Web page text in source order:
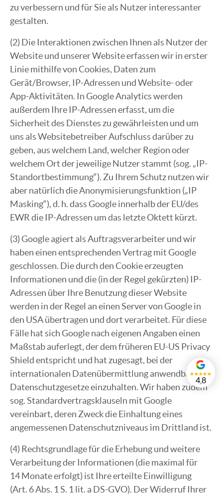
zu verbessern und für Sie als Nutzer interessanter
gestalten.
(2) Die Interaktionen zwischen Ihnen als Nutzer der
Website und unserer Website erfassen wir in erster
Linie mithilfe von Cookies, Daten zum
Gerät/Browser, IP-Adressen und Website- oder
App-Aktivitäten. In Google Analytics werden
außerdem Ihre IP-Adressen erfasst, um die
Sicherheit des Dienstes zu gewährleisten und um
uns als Websitebetreiber Aufschluss darüber zu
geben, aus welchem Land, welcher Region oder
welchem Ort der jeweilige Nutzer stammt (sog. „IP-
Standortbestimmung“). Zu Ihrem Schutz nutzen wir
aber natürlich die Anonymisierungsfunktion („IP
Masking“), d. h. dass Google innerhalb der EU/des
EWR die IP-Adressen um das letzte Oktett kürzt.
(3) Google agiert als Auftragsverarbeiter und wir
haben einen entsprechenden Vertrag mit Google
geschlossen. Die durch den Cookie erzeugten
Informationen und die (in der Regel gekürzten) IP-
Adressen über Ihre Benutzung dieser Website
werden in der Regel an einen Server von Google in
den USA übertragen und dort verarbeitet. Für diese
Fälle hat sich Google nach eigenen Angaben einen
Maßstab auferlegt, der dem früheren EU-US Privacy
Shield entspricht und hat zugesagt, bei der
internationalen Datenübermittlung anwendbare
Datenschutzgesetze einzuhalten. Wir haben zudem
sog. Standardvertragsklauseln mit Google
vereinbart, deren Zweck die Einhaltung eines
angemessenen Datenschutzniveaus im Drittland ist.
(4) Rechtsgrundlage für die Erhebung und weitere
Verarbeitung der Informationen (die maximal für
14 Monate erfolgt) ist Ihre erteilte Einwilligung
(Art. 6 Abs. 1 S. 1 lit. a DS-GVO). Der Widerruf Ihrer
4,8